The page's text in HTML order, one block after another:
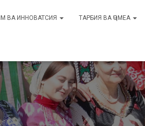
ВА ИННОВАТСИЯ ТАРБИЯ ВА ҶОМЕА